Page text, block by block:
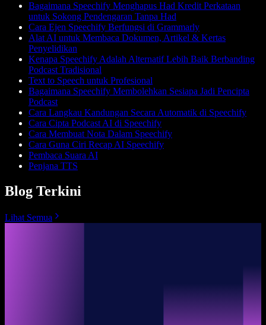
Bagaimana Speechify Menghapus Had Kredit Perkataan
untuk Sokong Pendengaran Tanpa Had
Cara Ejen Speechify Berfungsi di Grammarly
Alat AI untuk Membaca Dokumen, Artikel & Kertas
Penyelidikan
Kenapa Speechify Adalah Alternatif Lebih Baik Berbanding
Podcast Tradisional
Text to Speech untuk Profesional
Bagaimana Speechify Membolehkan Sesiapa Jadi Pencipta
Podcast
Cara Langkau Kandungan Secara Automatik di Speechify
Cara Cipta Podcast AI di Speechify
Cara Membuat Nota Dalam Speechify
Cara Guna Ciri Recap AI Speechify
Pembaca Suara AI
Penjana TTS
Blog Terkini
Lihat Semua